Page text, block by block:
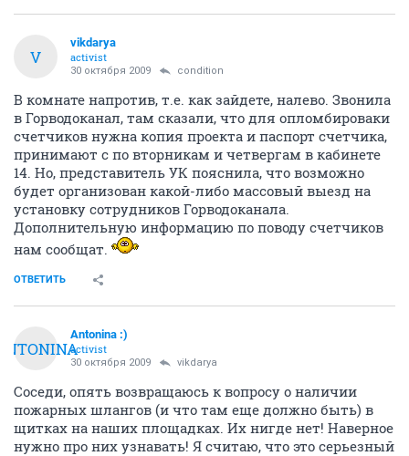
V
vikdarya
activist
30 октября 2009 condition
В комнате напротив, т.е. как зайдете, налево. Звонила
в Горводоканал, там сказали, что для опломбироваки
счетчиков нужна копия проекта и паспорт счетчика,
принимают с по вторникам и четвергам в кабинете
14. Но, представитель УК пояснила, что возможно
будет организован какой-либо массовый выезд на
установку сотрудников Горводоканала.
Дополнительную информацию по поводу счетчиков
нам сообщат.
ОТВЕТИТЬ
Antonina :)
activist
30 октября 2009 vikdarya
Соседи, опять возвращаюсь к вопросу о наличии
пожарных шлангов (и что там еще должно быть) в
щитках на наших площадках. Их нигде нет! Наверное
нужно про них узнавать! Я считаю, что это серьезный